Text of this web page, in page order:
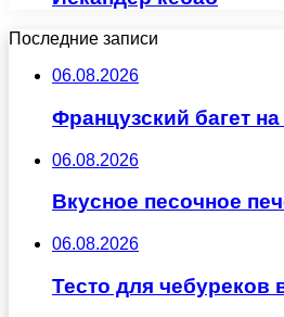
Последние записи
06.08.2026
Французский багет на
06.08.2026
Вкусное песочное
06.08.2026
Тесто для чебуреков